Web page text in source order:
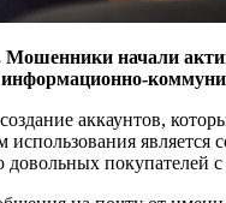
начали
создание аккаунтов,
является
довольных покупателей